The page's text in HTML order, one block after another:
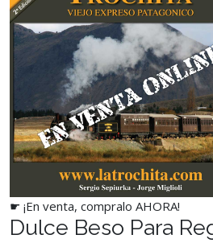
☛ ¡En venta, compralo AHORA!
Dulce Beso Para